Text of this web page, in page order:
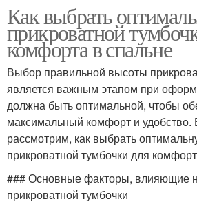
Как выбрать
прикроватной
комфорта в спальне
Выбор правильной высоты
является важным этапом при
должна быть оптимальной, чтобы
максимальный комфорт и удобство.
рассмотрим, как выбрать
прикроватной тумбочки для
### Основные факторы, влияющие
прикроватной тумбочки